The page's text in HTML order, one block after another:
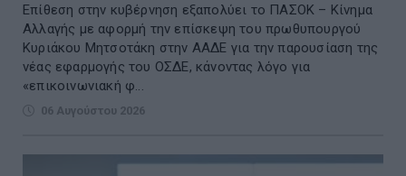
Επίθεση στην κυβέρνηση εξαπολύει το ΠΑΣΟΚ – Κίνημα
Αλλαγής με αφορμή την επίσκεψη του πρωθυπουργού
Κυριάκου Μητσοτάκη στην ΑΑΔΕ για την παρουσίαση της
νέας εφαρμογής του ΟΣΔΕ, κάνοντας λόγο για
«επικοινωνιακή φ...
06 Αυγούστου 2026